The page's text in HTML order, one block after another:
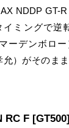
NDDP GT-
ミングで逆
ーデンボロー
允）がそのま
RC F [GT500]